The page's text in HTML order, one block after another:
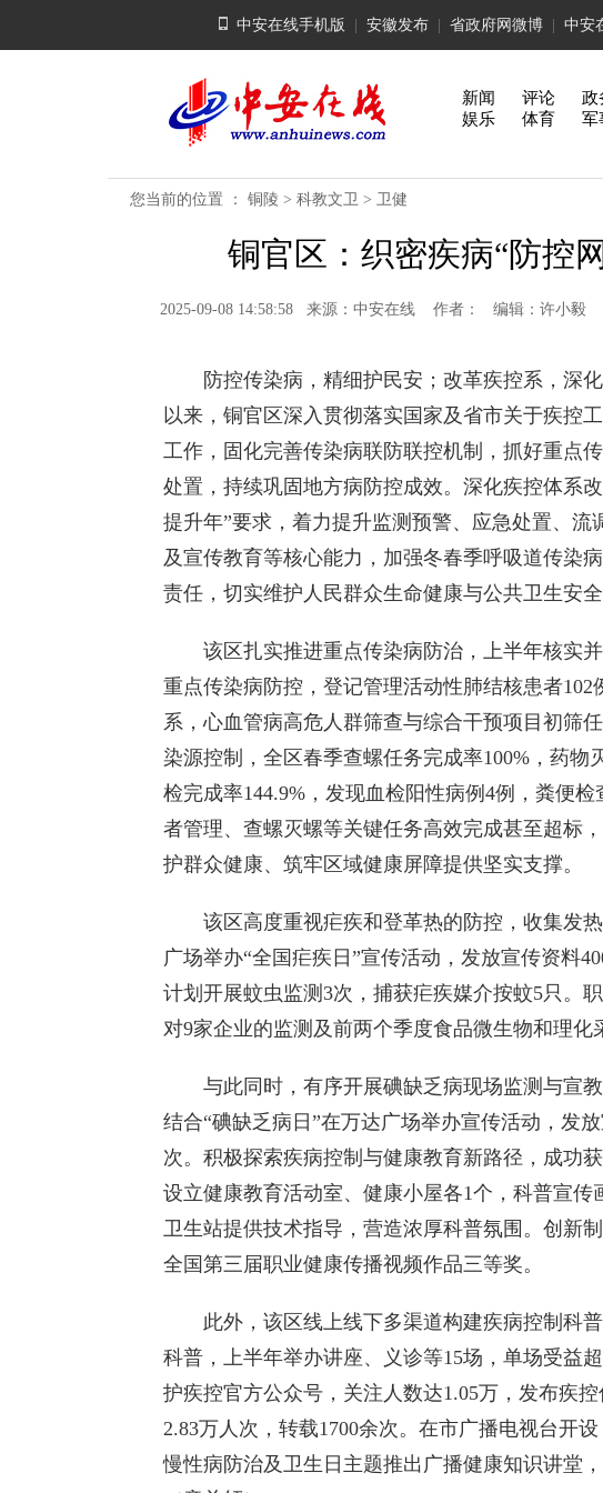
中安在线手机版 安徽发布 省政府网微博 中安
新闻 评论 政
娱乐
体育 军
您当前的位置 ： 铜陵 > 科教文卫 > 卫健
铜官区：织密疾病“防控
2025-09-08 14:58:58 来源：中安在线 作者： 编辑：许小毅
防控传染病，精细护民安； 改革疾控系 ，深
以来，铜官区深入贯彻落实国家及省市关于疾控
工作，固化完善传染病联防联控机制，抓好重点
处置，持续巩固地方病防控成效。深化疾控体系
提升年”要求，着力提升监测预警、应急处置、流
及宣传教育等核心能力，加强冬春季呼吸道传染
责任，切实维护人民群众生命健康与公共卫生安全
该区扎实推进重点传染病防治，上半年核实并
重点传染病防控，登记管理活动性肺结核患者
系，心血管病高危人群筛查与综合干预项目初筛
染源控制，全区春季查螺任务完成率100%，药物
检完成率144.9%，发现血检阳性病例4例，粪便
者管理、查螺灭螺等关键任务高效完成甚至超标
护群众健康、筑牢区域健康屏障提供坚实支撑。
该区高度重视疟疾和登革热的防控，收集发热
广场举办“全国疟疾日”宣传活动，发放宣传资料
计划开展蚊虫监测3次，捕获疟疾媒介按蚊5只。
对9家企业的监测及前两个季度食品微生物和理化
与此同时，有序开展碘缺乏病现场监测与宣教
结合“碘缺乏病日”在万达广场举办宣传活动，发
次。积极探索疾病控制与健康教育新路径，成功
设立健康教育活动室、健康小屋各1个，科普宣传
卫生站提供技术指导，营造浓厚科普氛围。创新
全国第三届职业健康传播视频作品三等奖。
此外，该区线上线下多渠道构建疾病控制科普
科普，上半年举办讲座、义诊等15场，单场受益
护疾控官方公众号，关注人数达1.05万，发布疾
2.83万人次，转载1700余次。在市广播电视台开
慢性病防治及卫生日主题推出广播健康知识讲堂